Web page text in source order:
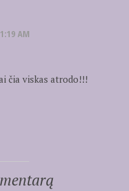
AM
čia viskas atrodo!!!